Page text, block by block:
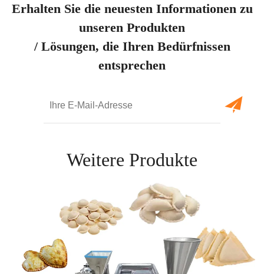
Erhalten Sie die neuesten Informationen zu
unseren Produkten
/ Lösungen, die Ihren Bedürfnissen
entsprechen
Weitere Produkte